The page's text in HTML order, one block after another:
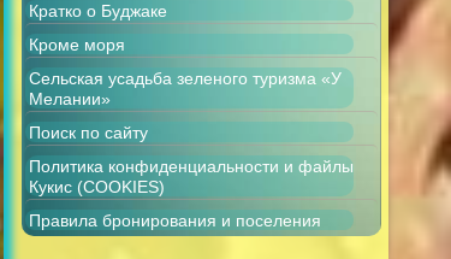
Кратко о Буджаке
Кроме моря
Сельская усадьба зеленого туризма «У
Мелании»
Поиск по сайту
Политика конфиденциальности и файлы
Кукис (COOKIES)
Правила бронирования и поселения